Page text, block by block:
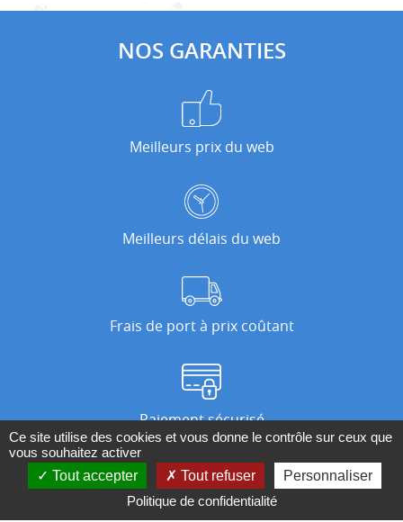
NOS GARANTIES
Meilleurs prix du web
Meilleurs délais du web
Frais de port à prix coûtant
Paiement sécurisé
Nos magasins
Ce site utilise des cookies et vous donne le contrôle sur ceux que
vous souhaitez activer
Tout accepter
Tout refuser
Personnaliser
Politique de confidentialité